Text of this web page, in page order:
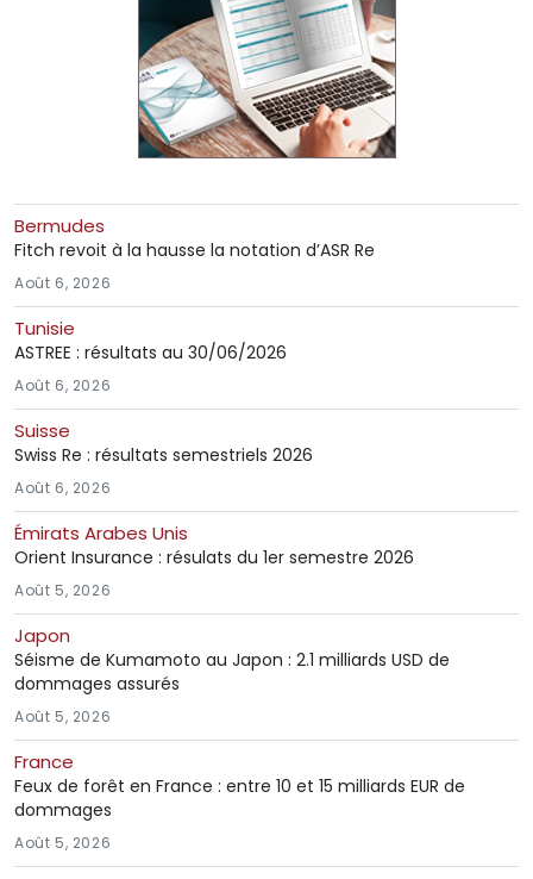
Bermudes
Fitch revoit à la hausse la notation d’ASR Re
Août 6, 2026
Tunisie
ASTREE : résultats au 30/06/2026
Août 6, 2026
Suisse
Swiss Re : résultats semestriels 2026
Août 6, 2026
Émirats Arabes Unis
Orient Insurance : résulats du 1er semestre 2026
Août 5, 2026
Japon
Séisme de Kumamoto au Japon : 2.1 milliards USD de
dommages assurés
Août 5, 2026
France
Feux de forêt en France : entre 10 et 15 milliards EUR de
dommages
Août 5, 2026